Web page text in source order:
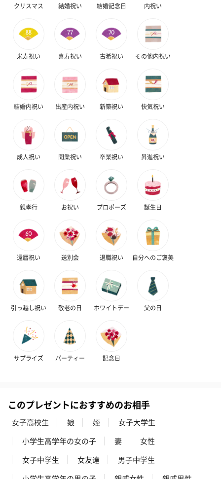
花束ハンドタオル（ピ
ンク）（1,760円）
花束ハンドタオル（ブ
ルー）（1,760円）
キャンドル・お香
キャンドル・お香を同梱してお届けいたします。
フラッグカプセル：イ
フラッグカプセル：イ
（St.OSMANTHUS）
（880円）
お酒を同梱してお届けいたします。
※20歳未満の方への酒類の販売はいたしません。
ディット（712円）
（704円）
おつまみ・その他
クリスマス 結婚祝い 結婚記念日 内祝い
米寿祝い 喜寿祝い 古希祝い その他内祝い
結婚内祝い 出産内祝い 新築祝い 快気祝い
成人祝い 開業祝い 卒業祝い 昇進祝い
親孝行 お祝い プロポーズ 誕生日
還暦祝い 送別会 退職祝い 自分へのご褒美
引っ越し祝い 敬老の日 ホワイトデー 父の日
サプライズ パーティー 記念日
このプレゼントにおすすめのお相手
女子高校生 娘 姪
女子大学生
小学生高学年の女の子
妻
女性
女子中学生
女友達
男子中学生